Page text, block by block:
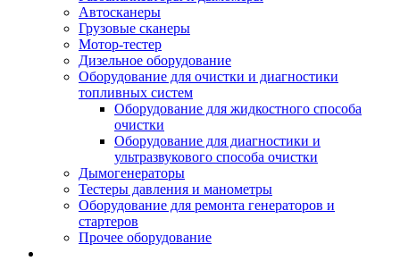
Автосканеры
Грузовые сканеры
Мотор-тестер
Дизельное оборудование
Оборудование для очистки и диагностики
топливных систем
Оборудование для жидкостного способа
очистки
Оборудование для диагностики и
ультразвукового способа очистки
Дымогенераторы
Тестеры давления и манометры
Оборудование для ремонта генераторов и
стартеров
Прочее оборудование